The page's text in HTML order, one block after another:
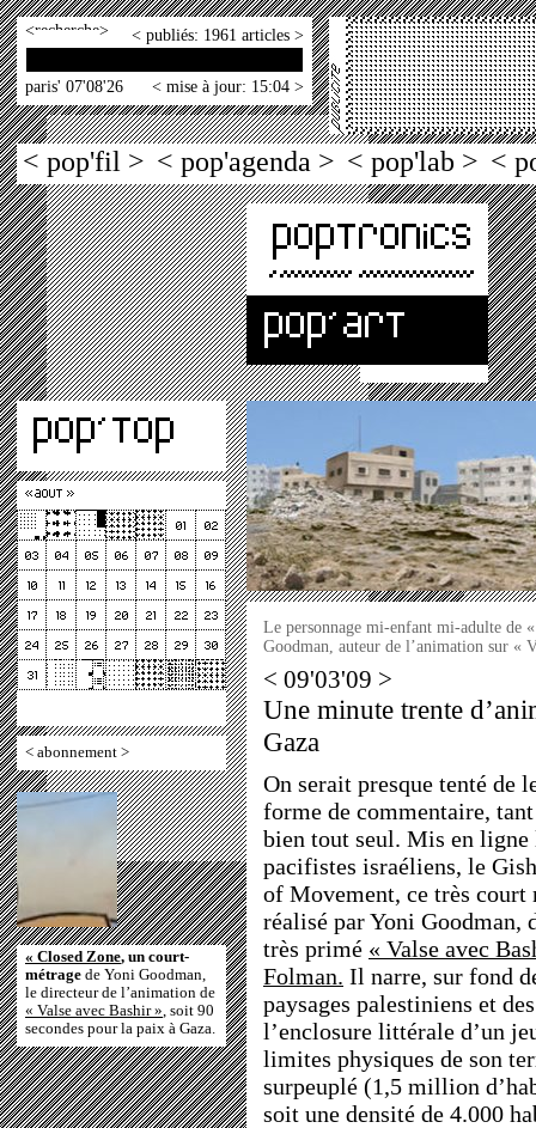
< > < publiés: 1961 articles >
paris' 07'08'26 < mise à jour: 15:04 >
< pop'fil > < pop'agenda > < pop'lab > <
< abonnement >
« Closed Zone, un court-
métrage de Yoni Goodman,
le directeur de l’animation de
« Valse avec Bashir », soit 90
secondes pour la paix à Gaza.
Le personnage mi-enfant mi-adulte de
Goodman, auteur de l’animation sur «
< 09'03'09 >
Une minute trente
Gaza
On serait presque tenté de
forme de commentaire,
bien tout seul. Mis en ligne
pacifistes israéliens, le
of Movement, ce très court
réalisé par Yoni Goodman,
très primé « Valse avec
Folman. Il narre, sur fond
paysages palestiniens et
l’enclosure littérale d’un
limites physiques de son
surpeuplé (1,5 million
soit une densité de 4.000